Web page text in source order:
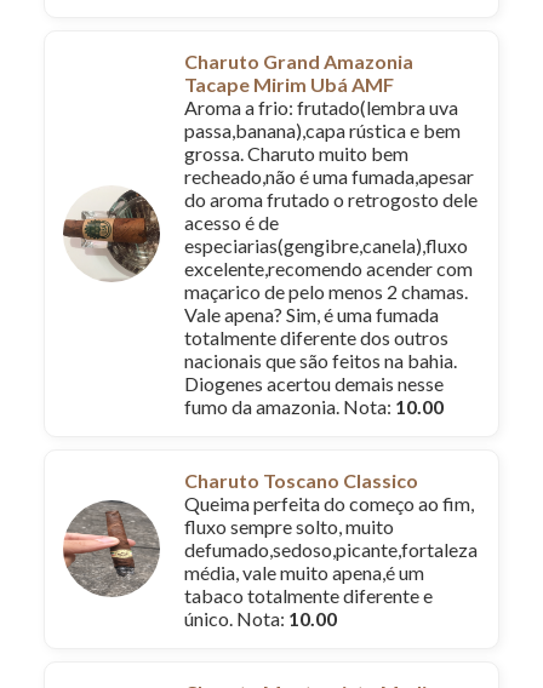
Charuto Grand Amazonia
Tacape Mirim Ubá AMF
Aroma a frio: frutado(lembra uva
passa,banana),capa rústica e bem
grossa. Charuto muito bem
recheado,não é uma fumada,apesar
do aroma frutado o retrogosto dele
acesso é de
especiarias(gengibre,canela),fluxo
excelente,recomendo acender com
maçarico de pelo menos 2 chamas.
Vale apena? Sim, é uma fumada
totalmente diferente dos outros
nacionais que são feitos na bahia.
Diogenes acertou demais nesse
fumo da amazonia. Nota: 10.00
Charuto Toscano Classico
Queima perfeita do começo ao fim,
fluxo sempre solto, muito
defumado,sedoso,picante,fortaleza
média, vale muito apena,é um
tabaco totalmente diferente e
único. Nota: 10.00